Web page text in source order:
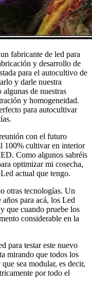
fabricante de led para
y desarrollo de
para el autocultivo de
y darle nuestra
de nuestras
y homogeneidad.
para autocultivar
con el futuro
100% cultivar en interior
Como algunos sabréis
optimizar mi cosecha,
actual que tengo.
otras tecnologías. Un
para acá, los Led
que cuando pruebe los
considerable en la
para testar este nuevo
mirando que todos los
sea modular, es decir,
por todo el